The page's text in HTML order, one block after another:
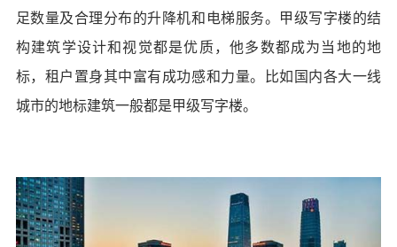
足数量及合理分布的升降机和电梯服务。甲级写字楼的结
构建筑学设计和视觉都是优质，他多数都成为当地的地
标，租户置身其中富有成功感和力量。比如国内各大一线
城市的地标建筑一般都是甲级写字楼。